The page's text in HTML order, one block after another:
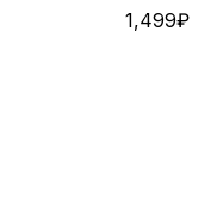
1,499₽